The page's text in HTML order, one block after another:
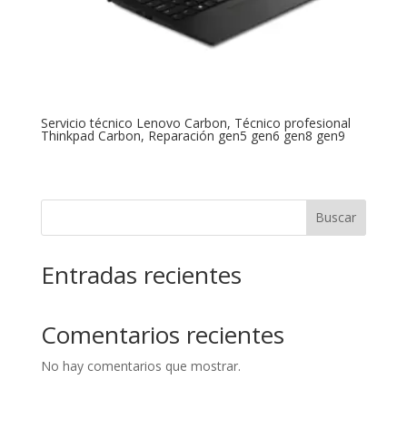
Servicio técnico Lenovo Carbon, Técnico profesional
Thinkpad Carbon, Reparación gen5 gen6 gen8 gen9
Buscar
Entradas recientes
Comentarios recientes
No hay comentarios que mostrar.